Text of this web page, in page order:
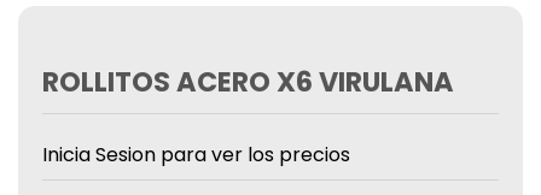
ROLLITOS ACERO X6 VIRULANA
Inicia Sesion para ver los precios